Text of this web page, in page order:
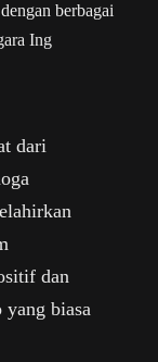
berbagai
Ing
dari
dan
biasa